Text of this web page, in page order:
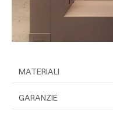
MATERIALI
GARANZIE